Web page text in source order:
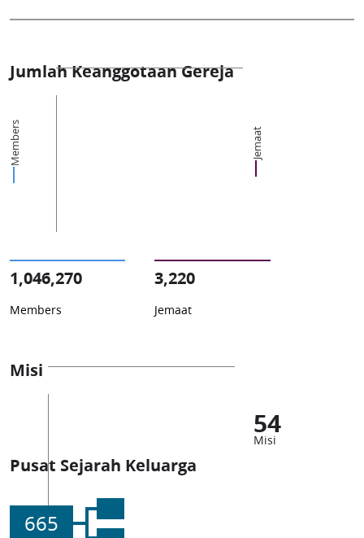
Jumlah Keanggotaan Gereja
Members Jemaat
1,046,270
Members
3,220
Jemaat
Misi
54
Misi
Pusat Sejarah Keluarga
665